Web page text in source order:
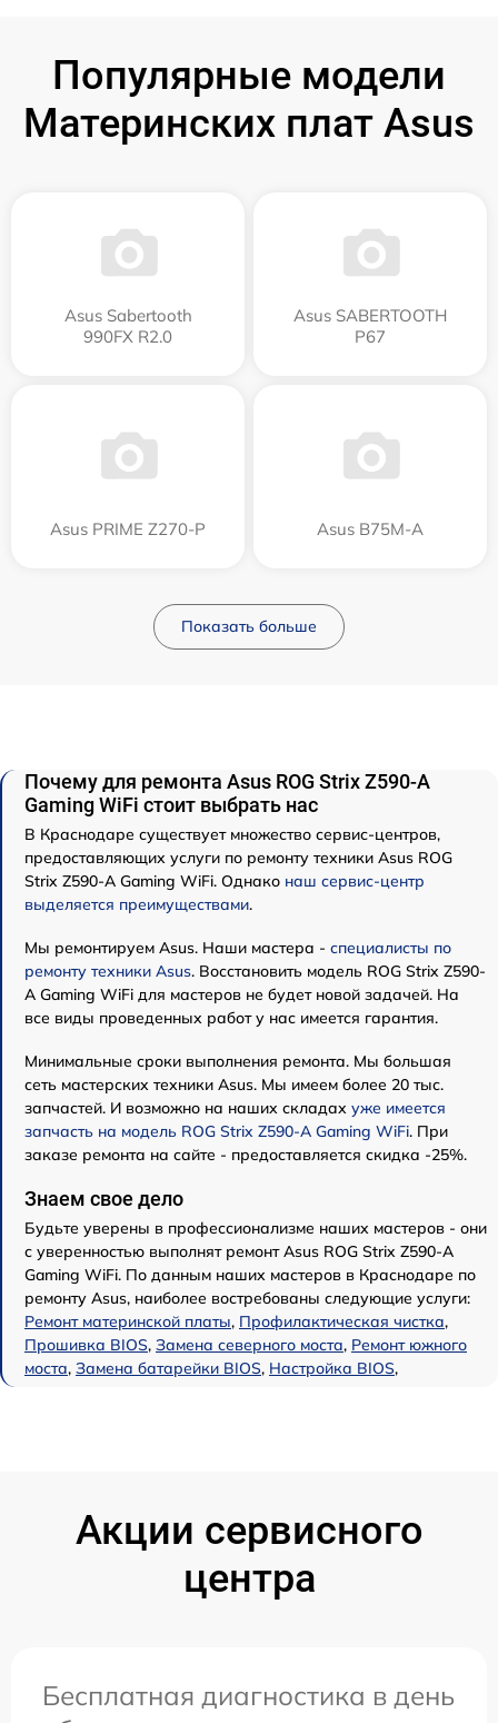
Популярные модели
Материнских плат Asus
Asus Sabertooth
990FX R2.0
Asus SABERTOOTH
P67
Asus PRIME Z270-P Asus B75M-A
Показать больше
Почему для ремонта Asus ROG Strix Z590-A
Gaming WiFi стоит выбрать нас
В Краснодаре существует множество сервис-центров,
предоставляющих услуги по ремонту техники Asus ROG
Strix Z590-A Gaming WiFi. Однако наш сервис-центр
выделяется преимуществами.
Мы ремонтируем Asus. Наши мастера - специалисты по
ремонту техники Asus. Восстановить модель ROG Strix Z590-
A Gaming WiFi для мастеров не будет новой задачей. На
все виды проведенных работ у нас имеется гарантия.
Минимальные сроки выполнения ремонта. Мы большая
сеть мастерских техники Asus. Мы имеем более 20 тыс.
запчастей. И возможно на наших складах уже имеется
запчасть на модель ROG Strix Z590-A Gaming WiFi. При
заказе ремонта на сайте - предоставляется скидка -25%.
Знаем свое дело
Будьте уверены в профессионализме наших мастеров - они
с уверенностью выполнят ремонт Asus ROG Strix Z590-A
Gaming WiFi. По данным наших мастеров в Краснодаре по
ремонту Asus, наиболее востребованы следующие услуги:
Ремонт материнской платы, Профилактическая чистка,
Прошивка BIOS, Замена северного моста, Ремонт южного
моста, Замена батарейки BIOS, Настройка BIOS,
Акции сервисного
центра
Бесплатная диагностика в день